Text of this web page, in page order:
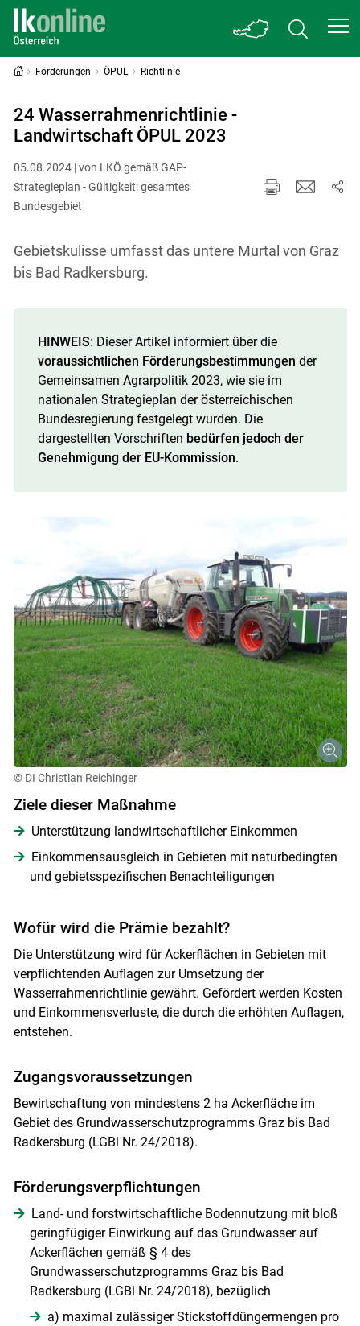
Skip to main content
Förderungen ÖPUL Richtlinie
24 Wasserrahmenrichtlinie -
Landwirtschaft ÖPUL 2023
05.08.2024 | von LKÖ gemäß GAP-
Strategieplan - Gültigkeit: gesamtes
Bundesgebiet
Gebietskulisse umfasst das untere Murtal von Graz
bis Bad Radkersburg.
HINWEIS: Dieser Artikel informiert über die
voraussichtlichen Förderungsbestimmungen der
Gemeinsamen Agrarpolitik 2023, wie sie im
nationalen Strategieplan der österreichischen
Bundesregierung festgelegt wurden. Die
dargestellten Vorschriften bedürfen jedoch der
Genehmigung der EU-Kommission.
© DI Christian Reichinger
Ziele dieser Maßnahme
Unterstützung landwirtschaftlicher Einkommen
Einkommensausgleich in Gebieten mit naturbedingten
und gebietsspezifischen Benachteiligungen
Wofür wird die Prämie bezahlt?
Die Unterstützung wird für Ackerflächen in Gebieten mit
verpflichtenden Auflagen zur Umsetzung der
Wasserrahmenrichtlinie gewährt. Gefördert werden Kosten
und Einkommensverluste, die durch die erhöhten Auflagen,
entstehen.
Zugangsvoraussetzungen
Bewirtschaftung von mindestens 2 ha Ackerfläche im
Gebiet des Grundwasserschutzprogramms Graz bis Bad
Radkersburg (LGBl Nr. 24/2018).
Förderungsverpflichtungen
Land- und forstwirtschaftliche Bodennutzung mit bloß
geringfügiger Einwirkung auf das Grundwasser auf
Ackerflächen gemäß § 4 des
Grundwasserschutzprogramms Graz bis Bad
Radkersburg (LGBl Nr. 24/2018), bezüglich
a) maximal zulässiger Stickstoffdüngermengen pro